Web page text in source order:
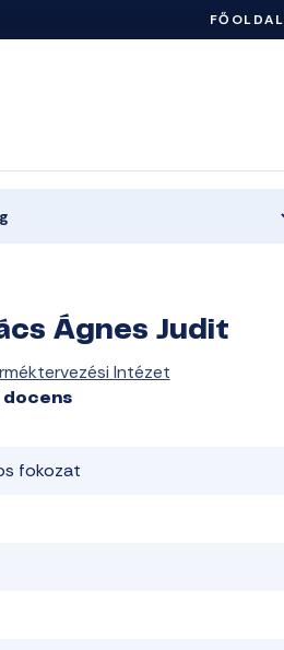
FŐOLDAL
Ágnes Judit
Intézet
fokozat